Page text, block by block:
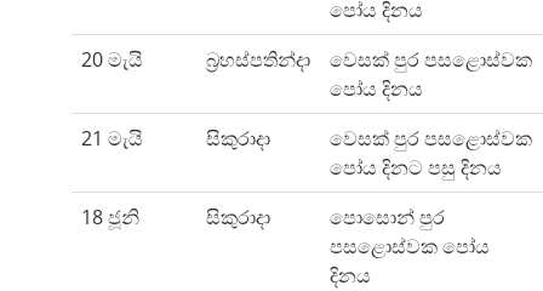
පෝය දිනය
20 මැයි
බ්‍රහස්පතින්දා
වෙසක් පුර පසළොස්වක
පෝය දිනය
21 මැයි
සිකුරාදා
වෙසක් පුර පසළොස්වක
පෝය දිනට පසු දිනය
18 ජූනි
සිකුරාදා
පොසොන් පුර
පසළොස්වක පෝය
දිනය